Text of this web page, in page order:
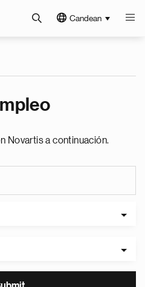
Candean
Novartis a continuación.